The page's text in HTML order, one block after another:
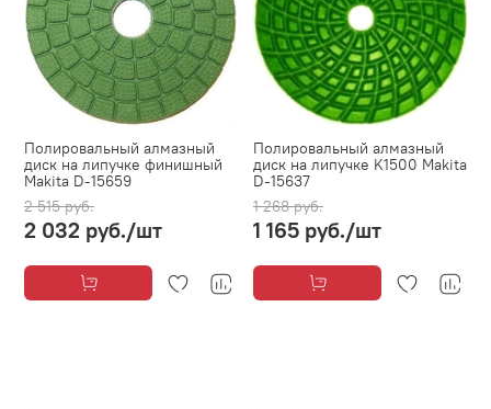
Полировальный алмазный
диск на липучке финишный
Makita D-15659
2 515 руб.
2 032 руб./шт
Полировальный алмазный
диск на липучке K1500 Makita
D-15637
1 268 руб.
1 165 руб./шт